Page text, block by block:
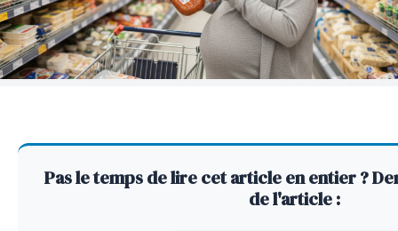
Pas le temps de lire cet article en entier ?
de l'article :